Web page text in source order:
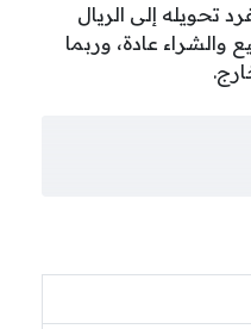
تحويله إلى الريال
والشراء عادة، وربما